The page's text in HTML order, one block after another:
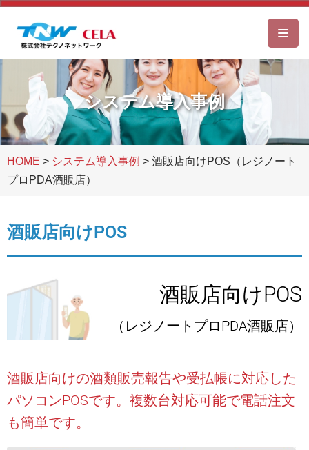
ン
ツ
へ
キ
ッ
システム導入事例
HOME > システム導入事例 > 酒販店向けPOS（レジノート
プロPDA酒販店）
酒販店向けPOS
酒販店向けPOS
（レジノートプロPDA酒販店）
酒販店向けの酒類販売報告や受払帳に対応した
パソコンPOSです。複数台対応可能で電話注文
も簡単です。